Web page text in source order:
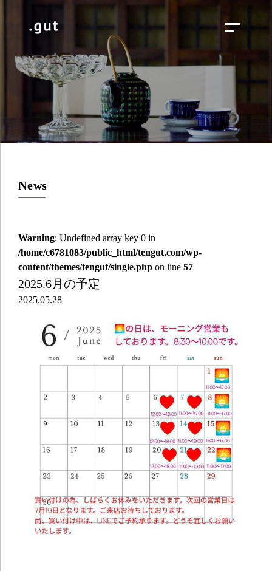
News
Warning: Undefined array key 0 in
/home/c6781083/public_html/tengut.com/wp-
content/themes/tengut/single.php on line 57
2025.6月の予定
2025.05.28